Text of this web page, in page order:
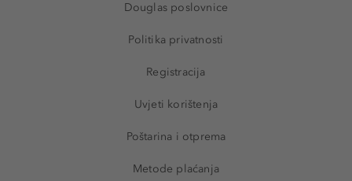
Douglas poslovnice
Politika privatnosti
Registracija
Uvjeti korištenja
Poštarina i otprema
Metode plaćanja